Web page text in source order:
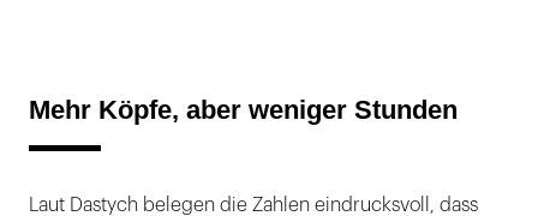
Mehr Köpfe, aber weniger Stunden
Laut Dastych belegen die Zahlen eindrucksvoll, dass